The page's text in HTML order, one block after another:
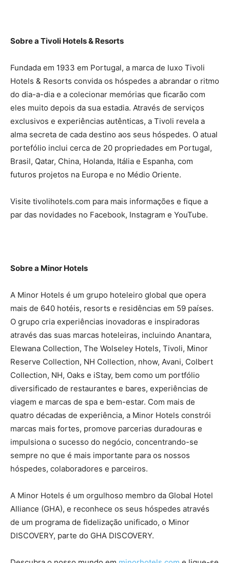
Sobre a Tivoli Hotels & Resorts
Fundada em 1933 em Portugal, a marca de luxo Tivoli
Hotels & Resorts convida os hóspedes a abrandar o ritmo
do dia-a-dia e a colecionar memórias que ficarão com
eles muito depois da sua estadia. Através de serviços
exclusivos e experiências autênticas, a Tivoli revela a
alma secreta de cada destino aos seus hóspedes. O atual
portefólio inclui cerca de 20 propriedades em Portugal,
Brasil, Qatar, China, Holanda, Itália e Espanha, com
futuros projetos na Europa e no Médio Oriente.
Visite tivolihotels.com para mais informações e fique a
par das novidades no Facebook, Instagram e YouTube.
Sobre a Minor Hotels
A Minor Hotels é um grupo hoteleiro global que opera
mais de 640 hotéis, resorts e residências em 59 países.
O grupo cria experiências inovadoras e inspiradoras
através das suas marcas hoteleiras, incluindo Anantara,
Elewana Collection, The Wolseley Hotels, Tivoli, Minor
Reserve Collection, NH Collection, nhow, Avani, Colbert
Collection, NH, Oaks e iStay, bem como um portfólio
diversificado de restaurantes e bares, experiências de
viagem e marcas de spa e bem-estar. Com mais de
quatro décadas de experiência, a Minor Hotels constrói
marcas mais fortes, promove parcerias duradouras e
impulsiona o sucesso do negócio, concentrando-se
sempre no que é mais importante para os nossos
hóspedes, colaboradores e parceiros.
A Minor Hotels é um orgulhoso membro da Global Hotel
Alliance (GHA), e reconhece os seus hóspedes através
de um programa de fidelização unificado, o Minor
DISCOVERY, parte do GHA DISCOVERY.